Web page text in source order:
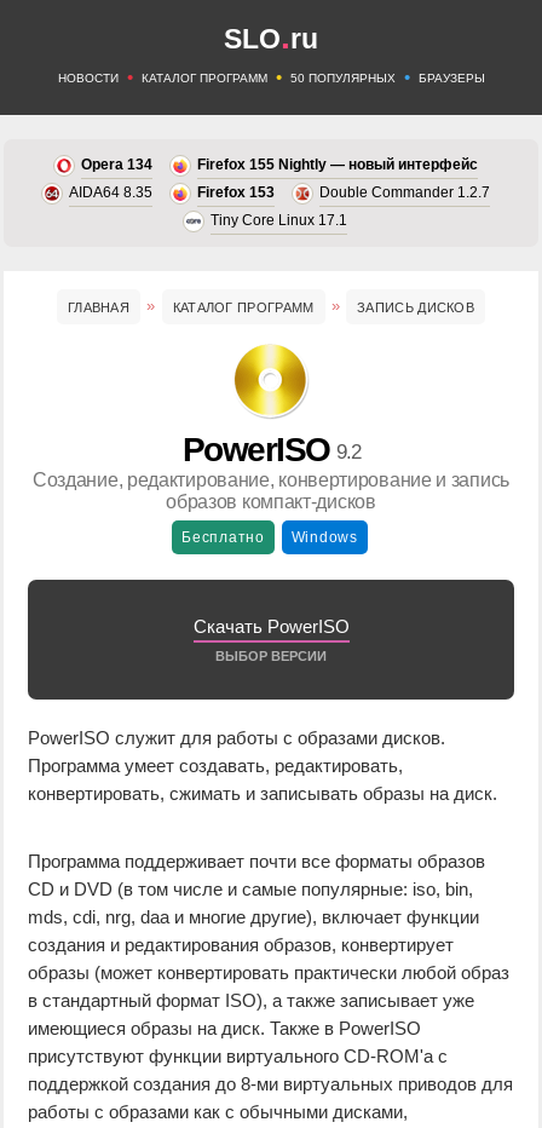
SLO.ru
НОВОСТИ • КАТАЛОГ ПРОГРАММ • 50 ПОПУЛЯРНЫХ • БРАУЗЕРЫ
Opera 134
Firefox 155 Nightly — новый интерфейс
AIDA64 8.35
Firefox 153
Double Commander 1.2.7
Tiny Core Linux 17.1
ГЛАВНАЯ КАТАЛОГ ПРОГРАММ ЗАПИСЬ ДИСКОВ
PowerISO 9.2
Создание, редактирование, конвертирование и запись
образов компакт-дисков
Бесплатно Windows
Скачать PowerISO
ВЫБОР ВЕРСИИ
PowerISO служит для работы с образами дисков.
Программа умеет создавать, редактировать,
конвертировать, сжимать и записывать образы на диск.
Программа поддерживает почти все форматы образов
CD и DVD (в том числе и самые популярные: iso, bin,
mds, cdi, nrg, daa и многие другие), включает функции
создания и редактирования образов, конвертирует
образы (может конвертировать практически любой образ
в стандартный формат ISO), а также записывает уже
имеющиеся образы на диск. Также в PowerISO
присутствуют функции виртуального CD-ROM'а с
поддержкой создания до 8-ми виртуальных приводов для
работы с образами как с обычными дисками,